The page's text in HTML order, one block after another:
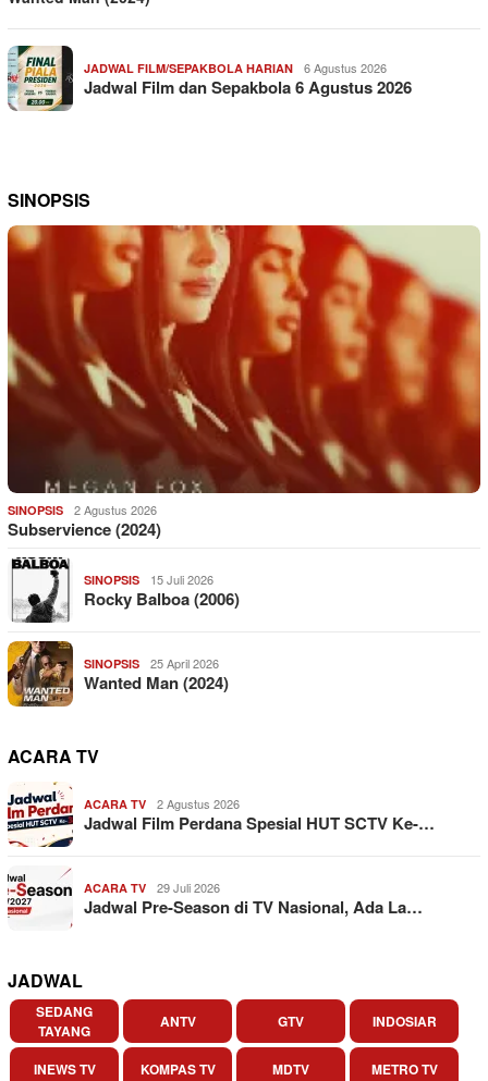
JADWAL FILM/SEPAKBOLA HARIAN 6 Agustus 2026
Jadwal Film dan Sepakbola 6 Agustus 2026
SINOPSIS
SINOPSIS 2 Agustus 2026
Subservience (2024)
SINOPSIS 15 Juli 2026
Rocky Balboa (2006)
SINOPSIS 25 April 2026
Wanted Man (2024)
ACARA TV
ACARA TV 2 Agustus 2026
Jadwal Film Perdana Spesial HUT SCTV Ke-…
ACARA TV 29 Juli 2026
Jadwal Pre-Season di TV Nasional, Ada La…
JADWAL
SEDANG
TAYANG
ANTV GTV INDOSIAR
INEWS TV KOMPAS TV MDTV METRO TV